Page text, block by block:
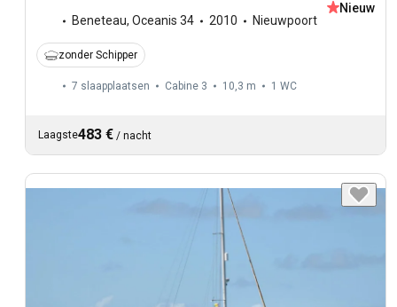
Beneteau, Oceanis 34 2010 Nieuwpoort
Nieuw
zonder Schipper
7 slaapplaatsen Cabine 3 10,3 m 1 WC
Laagste483 € / nacht